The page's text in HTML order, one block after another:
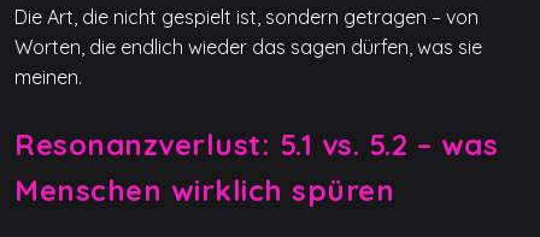
Die Art, die nicht gespielt ist, sondern getragen – von
Worten, die endlich wieder das sagen dürfen, was sie
meinen.
Resonanzverlust: 5.1 vs. 5.2 – was
Menschen wirklich spüren